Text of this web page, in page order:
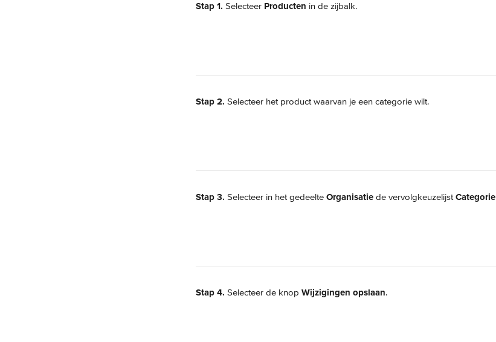
Stap 1. Selecteer Producten in de zijbalk.
Stap 2. Selecteer het product waarvan je een categorie wilt.
Stap 3. Selecteer in het gedeelte Organisatie de vervolgkeuzelijst Categorie
Stap 4. Selecteer de knop Wijzigingen opslaan.